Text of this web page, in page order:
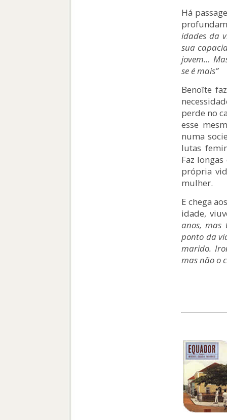
Há
idades da
sua
jovem…
se é mais”
Benoîte
perde no
esse
numa
lutas
Faz
própria
mulher.
E chega
idade,
anos, mas
ponto da
marido.
mas não o